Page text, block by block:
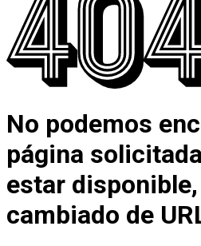
No podemos
página
estar
cambiado de